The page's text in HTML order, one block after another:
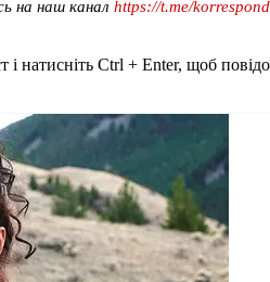
на наш канал https://t.me/
і натисніть Ctrl + Enter, щоб